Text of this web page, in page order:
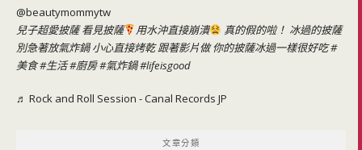
@beautymommytw
兒子超愛披薩 看見披薩
用水沖直接崩潰
真的假的啦！ 冰過的披薩
別急著放氣炸鍋 小心直接烤乾 跟著影片做 你的披薩冰過一樣很好吃#
美食#生活#廚房#氣炸鍋#lifeisgood
♬ Rock and Roll Session - Canal Records JP
文章分類